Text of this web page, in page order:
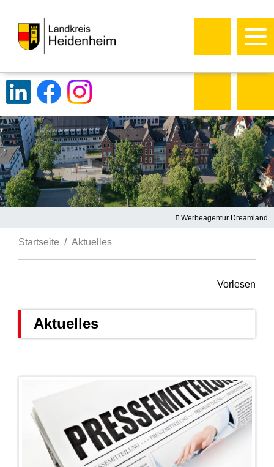
Werbeagentur Dreamland
Startseite Aktuelles
Vorlesen
Aktuelles